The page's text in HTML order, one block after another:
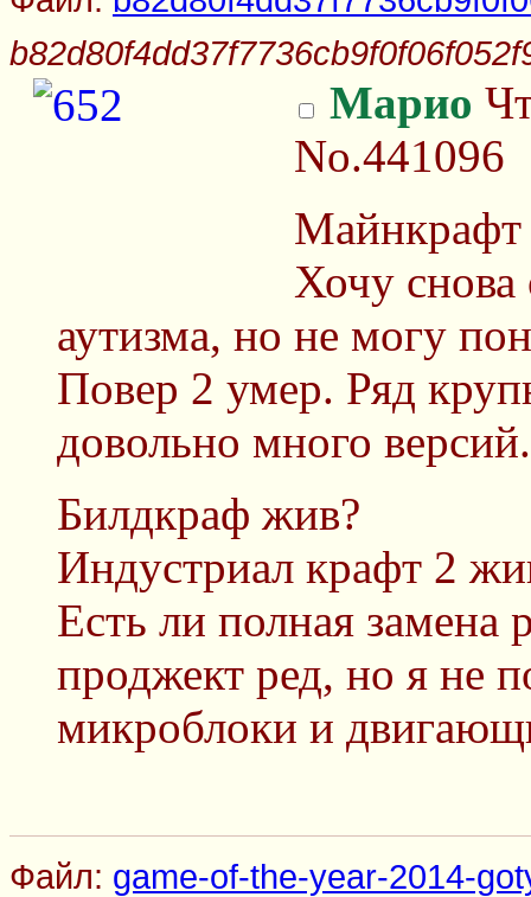
Марио
No.441096
Хочу
аутизма, но не могу
Повер 2 умер. Ряд
довольно много версий.
Билдкраф жив?
Индустриал крафт 2
Есть ли полная замена
проджект ред, но я не
микроблоки и
Файл: game-of-the-year-2014-